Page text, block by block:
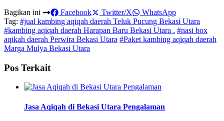
Bagikan ini
Facebook Twitter/X
WhatsApp
Tag: #jual kambing aqiqah daerah Teluk Pucung Bekasi Utara
#kambing aqiqah daerah Harapan Baru Bekasi Utara . #nasi box
aqikah daerah Perwira Bekasi Utara #Paket kambing aqiqah daerah
Marga Mulya Bekasi Utara
Pos Terkait
Jasa Aqiqah di Bekasi Utara Pengalaman